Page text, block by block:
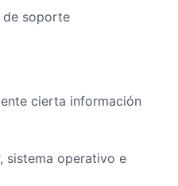
de soporte
cierta información
sistema operativo e